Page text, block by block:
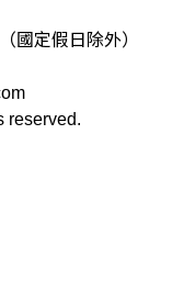
國定假日除外）
reserved.